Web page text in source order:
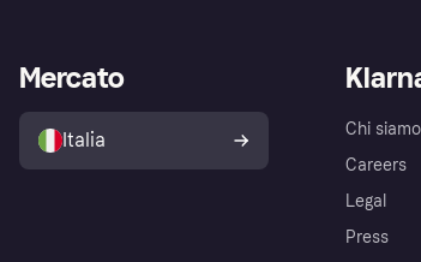
Chi siamo
Careers
Legal
Press
Mercato
Italia